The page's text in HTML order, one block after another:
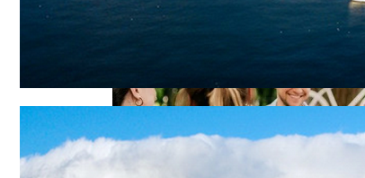
В Днепре Произошло Массовое